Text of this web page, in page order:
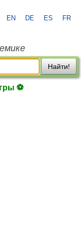
EN DE ES FR
Найти!
⚽